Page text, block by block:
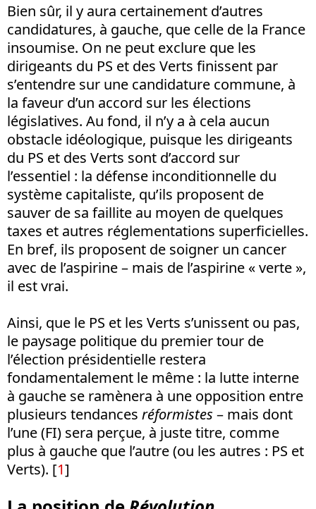
Bien sûr, il y aura certainement d’autres
candidatures, à gauche, que celle de la France
insoumise. On ne peut exclure que les
dirigeants du PS et des Verts finissent par
s’entendre sur une candidature commune, à
la faveur d’un accord sur les élections
législatives. Au fond, il n’y a à cela aucun
obstacle idéologique, puisque les dirigeants
du PS et des Verts sont d’accord sur
l’essentiel : la défense inconditionnelle du
système capitaliste, qu’ils proposent de
sauver de sa faillite au moyen de quelques
taxes et autres réglementations superficielles.
En bref, ils proposent de soigner un cancer
avec de l’aspirine – mais de l’aspirine « verte »,
il est vrai.
Ainsi, que le PS et les Verts s’unissent ou pas,
le paysage politique du premier tour de
l’élection présidentielle restera
fondamentalement le même : la lutte interne
à gauche se ramènera à une opposition entre
plusieurs tendances réformistes – mais dont
l’une (FI) sera perçue, à juste titre, comme
plus à gauche que l’autre (ou les autres : PS et
Verts). [1]